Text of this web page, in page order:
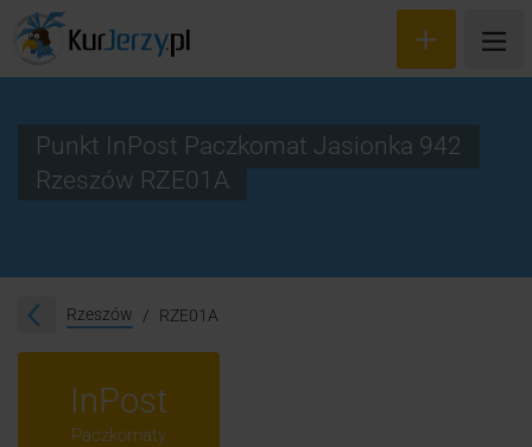
Śledzenie przesyłki
Punkt InPost Paczkomat Jasionka 942
Rzeszów RZE01A
Rzeszów RZE01A
InPost
Paczkomaty